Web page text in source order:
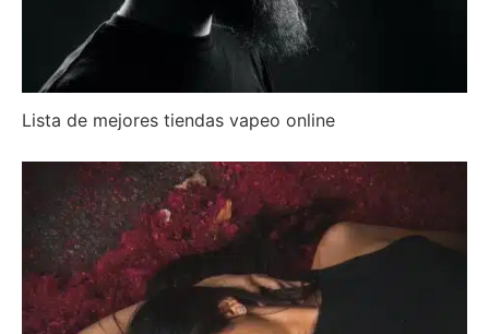
Lista de mejores tiendas vapeo online